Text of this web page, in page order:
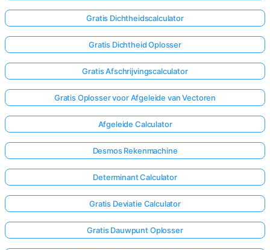
Gratis Dichtheidscalculator
Gratis Dichtheid Oplosser
Gratis Afschrijvingscalculator
Gratis Oplosser voor Afgeleide van Vectoren
Afgeleide Calculator
Desmos Rekenmachine
Determinant Calculator
Gratis Deviatie Calculator
Gratis Dauwpunt Oplosser